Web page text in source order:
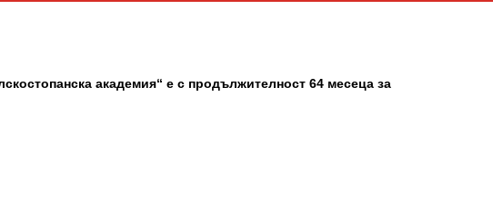
академия“ е с продължителност 64 месеца за